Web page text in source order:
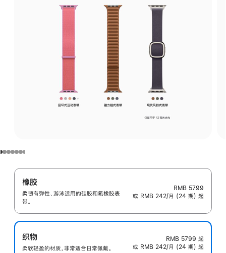
橡胶
柔韧有弹性、游泳适用的硅胶和氟橡胶表
带。
RMB 5799
或 RMB 242/月 (24 期) 起
织物
柔软轻盈的材质，非常适合日常佩戴。
RMB 5799 起
或 RMB 242/月 (24 期) 起